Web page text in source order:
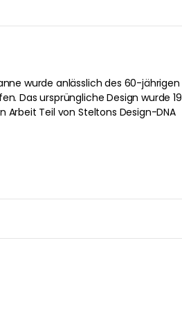
wurde anlässlich des 60-jährigen
Das ursprüngliche Design wurde
Teil von Steltons Design-DNA